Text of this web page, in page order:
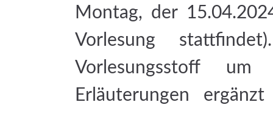
Montag, der
Vorlesung
Vorlesungsstoff
Erläuterungen